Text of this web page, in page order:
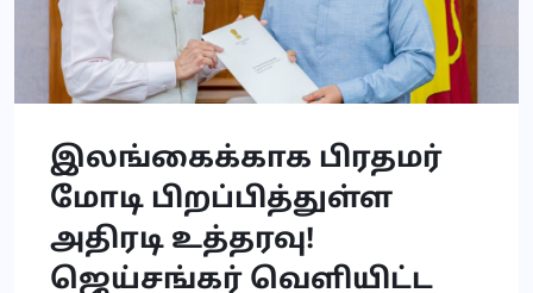
இலங்கைக்காக பிரதமர்
மோடி பிறப்பித்துள்ள
அதிரடி உத்தரவு!
ஜெய்சங்கர் வெளியிட்ட